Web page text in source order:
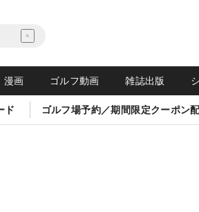
漫画 ゴルフ動画 雑誌出版
ド ゴルフ場予約／期間限定クーポン